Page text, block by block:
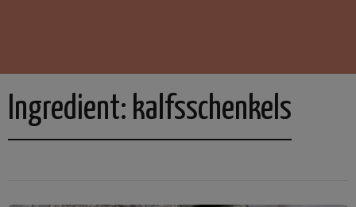
Ingredient: kalfsschenkels